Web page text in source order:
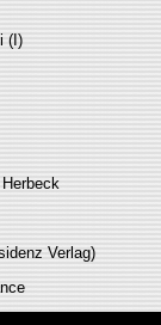
(I)
Verlag)